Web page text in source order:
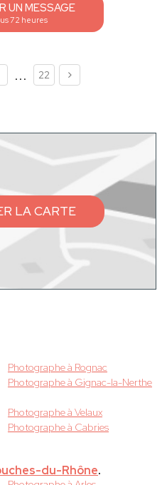
UN MESSAGE
72 heures
... 22
LA CARTE
Photographe à Rognac
Photographe à Gignac-la-Nerthe
Photographe à Velaux
Photographe à Cabries
du-Rhône.